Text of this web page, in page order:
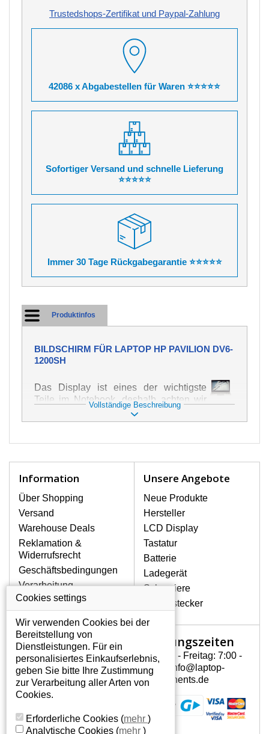
Trustedshops-Zertifikat und Paypal-Zahlung
42086 x Abgabestellen für Waren ⭐⭐⭐⭐⭐
Sofortiger Versand und schnelle Lieferung
⭐⭐⭐⭐⭐
Immer 30 Tage Rückgabegarantie ⭐⭐⭐⭐⭐
Produktinfos
BILDSCHIRM FÜR LAPTOP HP PAVILION DV6-
1200SH
Das Display ist eines der wichtigste
Teile im Notebook, deshalb achten wir
auf höchste Qualität dieses Ersatzteils.
Er dient zur Darstellung von Texten und
schnell, deshalb ist es wichtig, mit dem
Zu den häufigsten Beschädigungen
gehören mechanische Schäden, z. B.
ein geborstenes Display oder Risse.
Ferner senkrechte Streifen, das Display
leuchtet nicht, blinkt unregelmäßig oder
ist ungleichmäßig hell.
LCD DISPLAYS HP PAVILION
DV6-1200SH VON HÖCHSTER
Originaldisplays, die die hohe
Qualitätsklasse A+ erfüllen, also
ohne mangelhafte Pixel, und
zwar über die gesamte
Garantiezeit.
WIE KÖNNEN SIE FESTSTELLEN,
WELCHES DISPLAY SIE FÜR IHREN
NOTEBOOK BRAUCHEN HP PAVILION
Vollständige Beschreibung
Information
Über Shopping
Versand
Warehouse Deals
Reklamation &
Widerrufsrecht
Geschäftsbedingungen
Verarbeitung
personenbezogener
Daten
Über uns - Impressum
Unsere Angebote
Neue Produkte
Hersteller
LCD Display
Tastatur
Batterie
Ladegerät
Scharniere
Gerätestecker
Mein Konto
Mein Konto
Persönliche Daten
Addressen
Öffnungszeiten
Montag - Freitag: 7:00 -
15:30 info@laptop-
components.de
Cookies settings
Wir verwenden Cookies bei der
Bereitstellung von
Dienstleistungen. Für ein
personalisiertes Einkaufserlebnis,
geben Sie bitte Ihre Zustimmung
zur Verarbeitung aller Arten von
Cookies.
Erforderliche Cookies (mehr )
Analytische Cookies (mehr )